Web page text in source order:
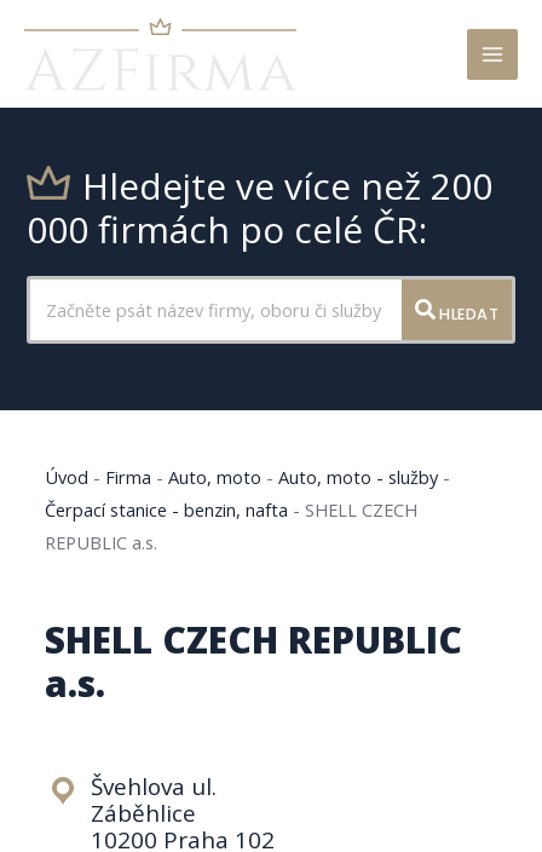
Hledejte ve více než 200
000 firmách po celé ČR:
HLEDAT
Úvod - Firma -Auto, moto -Auto, moto - služby-
Čerpací stanice - benzin, nafta - SHELL CZECH
REPUBLIC a.s.
SHELL CZECH REPUBLIC
a.s.
Švehlova ul.
Záběhlice
10200 Praha 102